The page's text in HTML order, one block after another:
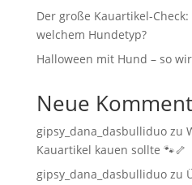
Der große Kauartikel-
welchem Hundetyp?
Halloween mit Hund – so
Neue
gipsy_dana_dasbulliduozu
Kauartikel kauen sollte 🐾🦴
gipsy_dana_dasbulliduozu